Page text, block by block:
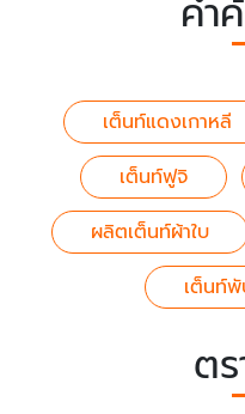
คำ
เต็นท์แดงเกาหลี
เต็นท์ฟูจิ
ผลิตเต็นท์ผ้าใบ
เต็นท์พั
ต